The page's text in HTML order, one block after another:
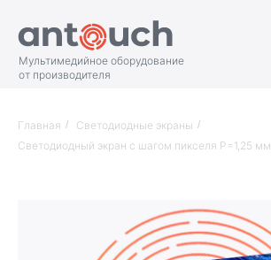
Мультимедийное оборудование
от производителя
Главная / Светодиодные экраны /
Светодиодный экран с шагом пикселя Р=1,25 мм